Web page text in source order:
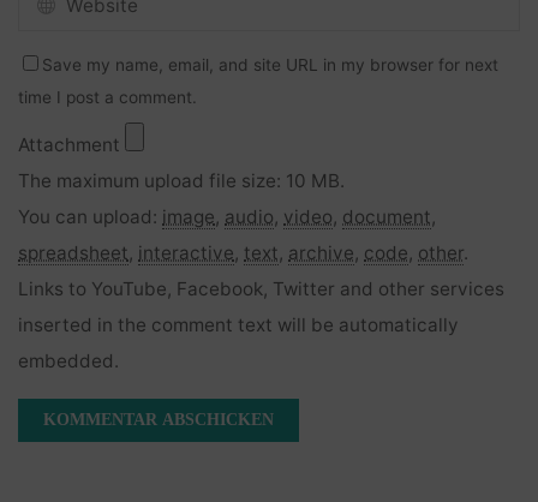
Save my name, email, and site URL in my browser for next
time I post a comment.
Attachment
The maximum upload file size: 10 MB.
You can upload: image, audio, video, document,
spreadsheet, interactive, text, archive, code, other.
Links to YouTube, Facebook, Twitter and other services
inserted in the comment text will be automatically
embedded.